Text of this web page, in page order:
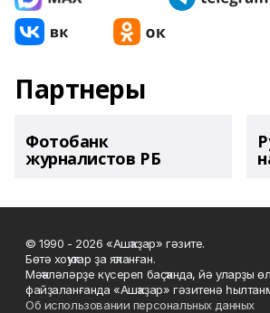
Партнеры
Фотобанк
журналистов РБ
© 1990 - 2026 «Ашҡаҙар» гәзите.
Бөтә хоҡуҡтар ҙа яҡланған.
Мәҡәләләрҙе күсереп баҫҡанда, йә уларҙы
файҙаланғанда «Ашҡаҙар» гәзитенә
Об использовании персональных данных